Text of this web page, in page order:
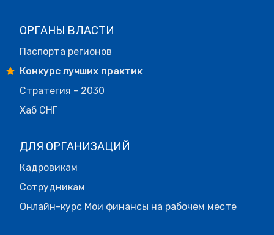
ОРГАНЫ ВЛАСТИ
Паспорта регионов
Конкурс лучших практик
Стратегия - 2030
Хаб СНГ
ДЛЯ ОРГАНИЗАЦИЙ
Кадровикам
Сотрудникам
Онлайн-курс Мои финансы на рабочем месте